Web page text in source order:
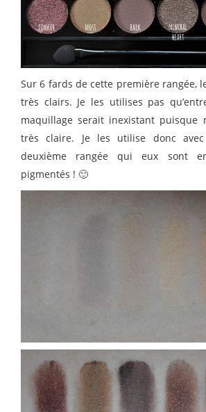
Sur 6 fards de cette première rangée,
très clairs. Je les utilises pas
maquillage serait inexistant puisque
très claire. Je les utilise donc
deuxième rangée qui eux sont
pigmentés ! 🙂